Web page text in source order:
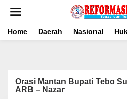
Home Daerah Nasional
Orasi Mantan Bupati Tebo
ARB – Nazar